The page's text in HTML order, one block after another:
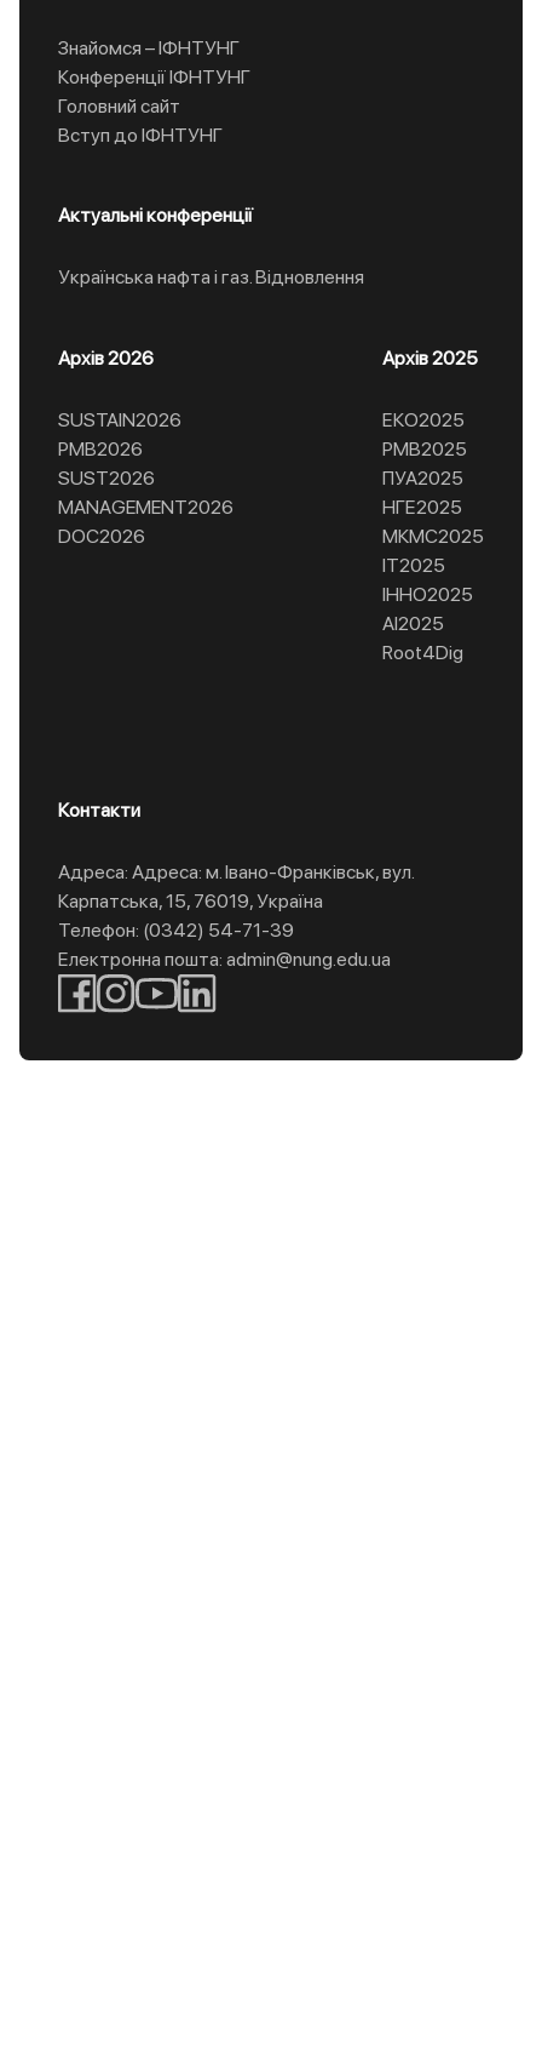
Знайомся – ІФНТУНГ
Конференції ІФНТУНГ
Головний сайт
Вступ до ІФНТУНГ
Актуальні конференції
Українська нафта і газ. Відновлення
Архів 2026
SUSTAIN2026
РМВ2026
SUST2026
MANAGEMENT2026
DOC2026
Архів 2025
ЕКО2025
РМВ2025
ПУА2025
НГЕ2025
МКМС2025
ІТ2025
ІННО2025
AI2025
Root4Dig
Контакти
Адреса: Адреса: м. Івано-Франківськ, вул.
Карпатська, 15, 76019, Україна
Телефон: (0342) 54-71-39
Електронна пошта: admin@nung.edu.ua